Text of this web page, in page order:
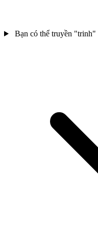
Bạn có thể truyền "trinh"